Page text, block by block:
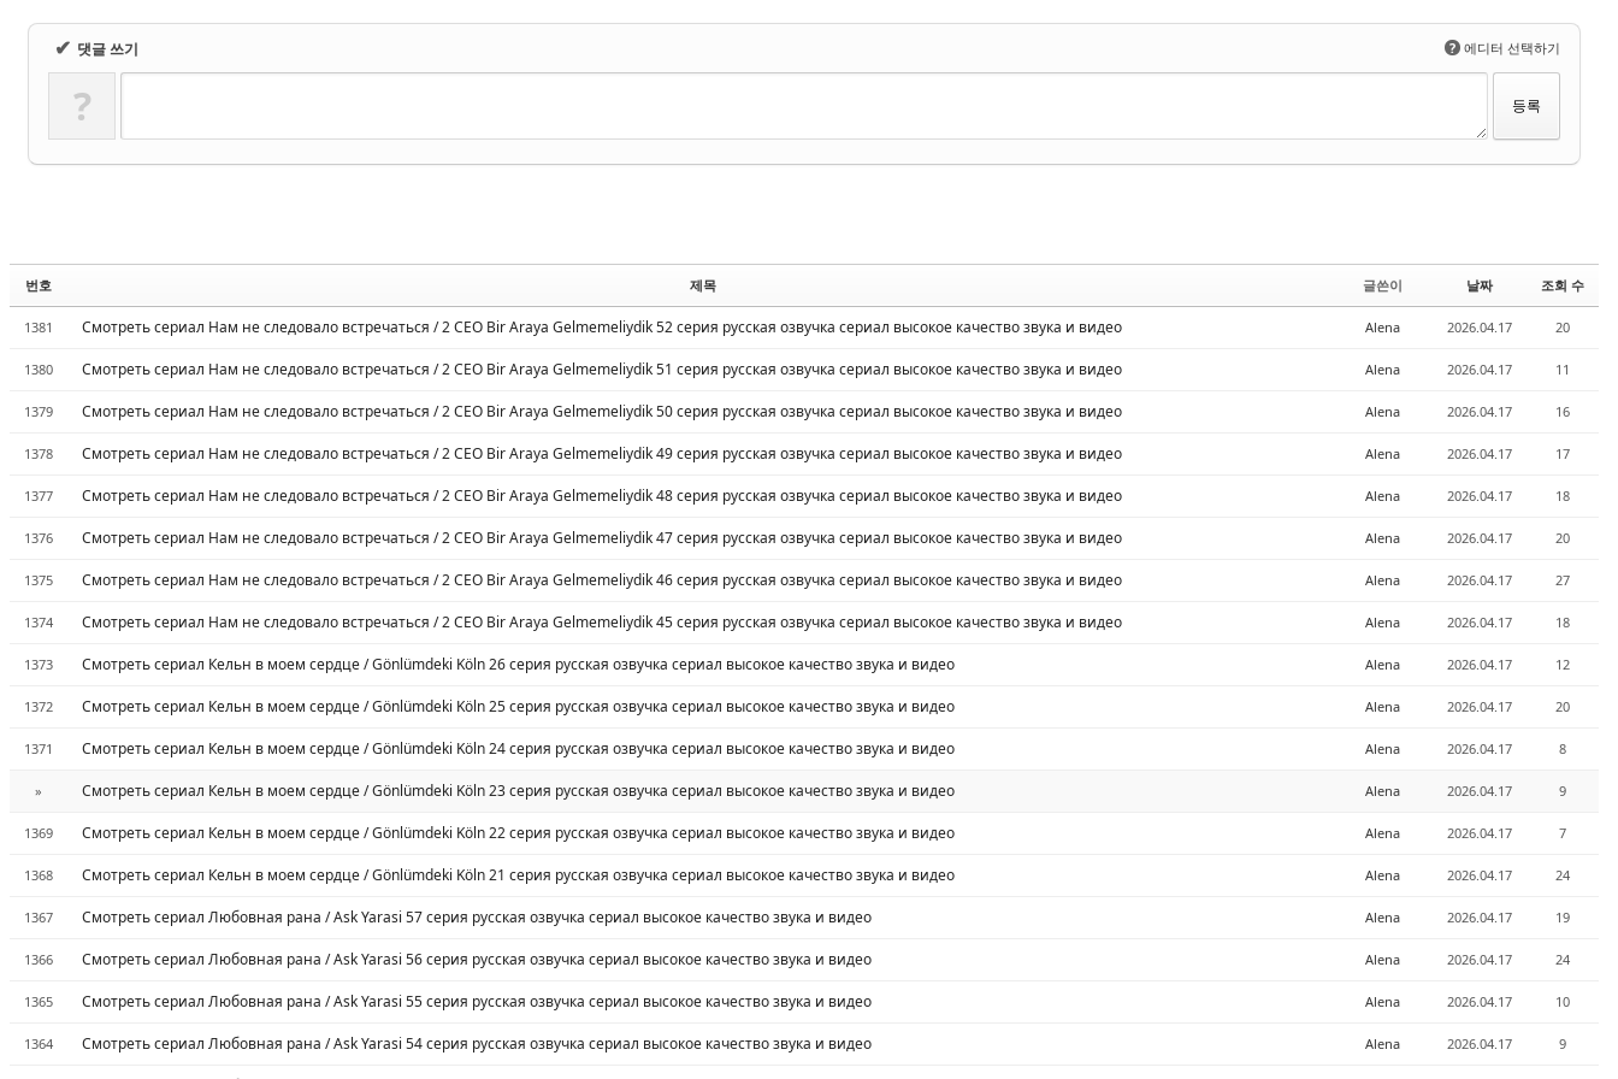
✔ 댓글 쓰기 ? 에디터 선택하기
?
번호 제목 글쓴이 날짜 조회 수
1381 Смотреть сериал Нам не следовало встречаться / 2 CEO Bir Araya Gelmemeliydik 52 серия русская озвучка сериал высокое качество звука и видео Alena 2026.04.17 20
1380 Смотреть сериал Нам не следовало встречаться / 2 CEO Bir Araya Gelmemeliydik 51 серия русская озвучка сериал высокое качество звука и видео Alena 2026.04.17 11
1379 Смотреть сериал Нам не следовало встречаться / 2 CEO Bir Araya Gelmemeliydik 50 серия русская озвучка сериал высокое качество звука и видео Alena 2026.04.17 16
1378 Смотреть сериал Нам не следовало встречаться / 2 CEO Bir Araya Gelmemeliydik 49 серия русская озвучка сериал высокое качество звука и видео Alena 2026.04.17 17
1377 Смотреть сериал Нам не следовало встречаться / 2 CEO Bir Araya Gelmemeliydik 48 серия русская озвучка сериал высокое качество звука и видео Alena 2026.04.17 18
1376 Смотреть сериал Нам не следовало встречаться / 2 CEO Bir Araya Gelmemeliydik 47 серия русская озвучка сериал высокое качество звука и видео Alena 2026.04.17 20
1375 Смотреть сериал Нам не следовало встречаться / 2 CEO Bir Araya Gelmemeliydik 46 серия русская озвучка сериал высокое качество звука и видео Alena 2026.04.17 27
1374 Смотреть сериал Нам не следовало встречаться / 2 CEO Bir Araya Gelmemeliydik 45 серия русская озвучка сериал высокое качество звука и видео Alena 2026.04.17 18
1373 Смотреть сериал Кельн в моем сердце / Gönlümdeki Köln 26 серия русская озвучка сериал высокое качество звука и видео Alena 2026.04.17 12
1372 Смотреть сериал Кельн в моем сердце / Gönlümdeki Köln 25 серия русская озвучка сериал высокое качество звука и видео Alena 2026.04.17 20
1371 Смотреть сериал Кельн в моем сердце / Gönlümdeki Köln 24 серия русская озвучка сериал высокое качество звука и видео Alena 2026.04.17 8
» Смотреть сериал Кельн в моем сердце / Gönlümdeki Köln 23 серия русская озвучка сериал высокое качество звука и видео Alena 2026.04.17 9
1369 Смотреть сериал Кельн в моем сердце / Gönlümdeki Köln 22 серия русская озвучка сериал высокое качество звука и видео Alena 2026.04.17 7
1368 Смотреть сериал Кельн в моем сердце / Gönlümdeki Köln 21 серия русская озвучка сериал высокое качество звука и видео Alena 2026.04.17 24
1367 Смотреть сериал Любовная рана / Ask Yarasi 57 серия русская озвучка сериал высокое качество звука и видео Alena 2026.04.17 19
1366 Смотреть сериал Любовная рана / Ask Yarasi 56 серия русская озвучка сериал высокое качество звука и видео Alena 2026.04.17 24
1365 Смотреть сериал Любовная рана / Ask Yarasi 55 серия русская озвучка сериал высокое качество звука и видео Alena 2026.04.17 10
1364 Смотреть сериал Любовная рана / Ask Yarasi 54 серия русская озвучка сериал высокое качество звука и видео Alena 2026.04.17 9